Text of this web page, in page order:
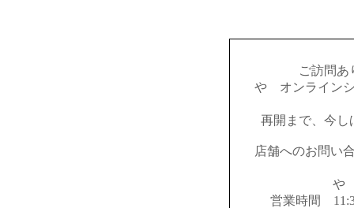
ご訪問あ
やゝオンライン
再開まで、今し
店舗へのお問い
や
営業時間